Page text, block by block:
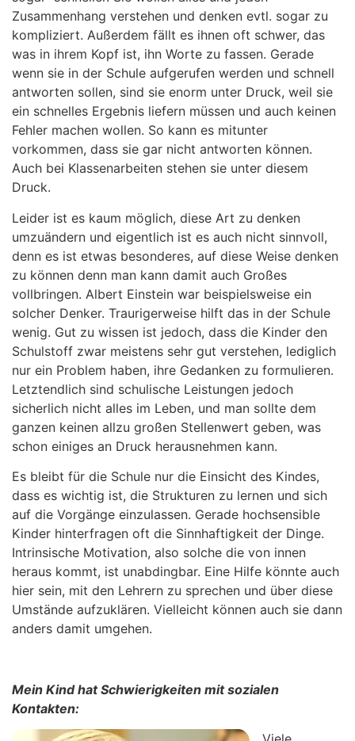
Zusammenhang verstehen und denken evtl. sogar zu
kompliziert. Außerdem fällt es ihnen oft schwer, das
was in ihrem Kopf ist, ihn Worte zu fassen. Gerade
wenn sie in der Schule aufgerufen werden und schnell
antworten sollen, sind sie enorm unter Druck, weil sie
ein schnelles Ergebnis liefern müssen und auch keinen
Fehler machen wollen. So kann es mitunter
vorkommen, dass sie gar nicht antworten können.
Auch bei Klassenarbeiten stehen sie unter diesem
Druck.
Leider ist es kaum möglich, diese Art zu denken
umzuändern und eigentlich ist es auch nicht sinnvoll,
denn es ist etwas besonderes, auf diese Weise denken
zu können denn man kann damit auch Großes
vollbringen. Albert Einstein war beispielsweise ein
solcher Denker. Traurigerweise hilft das in der Schule
wenig. Gut zu wissen ist jedoch, dass die Kinder den
Schulstoff zwar meistens sehr gut verstehen, lediglich
nur ein Problem haben, ihre Gedanken zu formulieren.
Letztendlich sind schulische Leistungen jedoch
sicherlich nicht alles im Leben, und man sollte dem
ganzen keinen allzu großen Stellenwert geben, was
schon einiges an Druck herausnehmen kann.
Es bleibt für die Schule nur die Einsicht des Kindes,
dass es wichtig ist, die Strukturen zu lernen und sich
auf die Vorgänge einzulassen. Gerade hochsensible
Kinder hinterfragen oft die Sinnhaftigkeit der Dinge.
Intrinsische Motivation, also solche die von innen
heraus kommt, ist unabdingbar. Eine Hilfe könnte auch
hier sein, mit den Lehrern zu sprechen und über diese
Umstände aufzuklären. Vielleicht können auch sie dann
anders damit umgehen.
Mein Kind hat Schwierigkeiten mit sozialen
Kontakten: